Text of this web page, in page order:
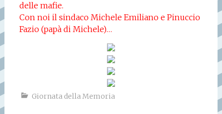
delle mafie.
Con noi il sindaco Michele Emiliano e Pinuccio
Fazio (papà di Michele)…
Giornata della Memoria